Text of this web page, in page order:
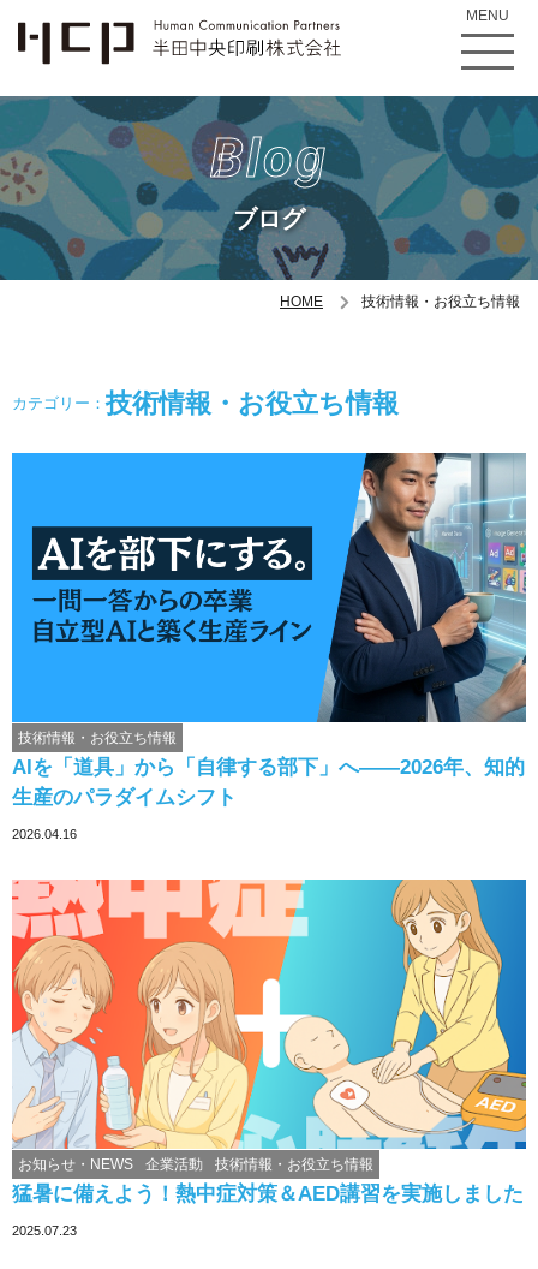
MENU
Blog
ブログ
HOME 技術情報・お役立ち情報
カテゴリー：技術情報・お役立ち情報
AIを「道具」から「自律する部下」へ——2026年、知的
生産のパラダイムシフト
技術情報・お役立ち情報
2026.04.16
猛暑に備えよう！熱中症対策＆AED講習を実施しました
お知らせ・NEWS 企業活動 技術情報・お役立ち情報
2025.07.23